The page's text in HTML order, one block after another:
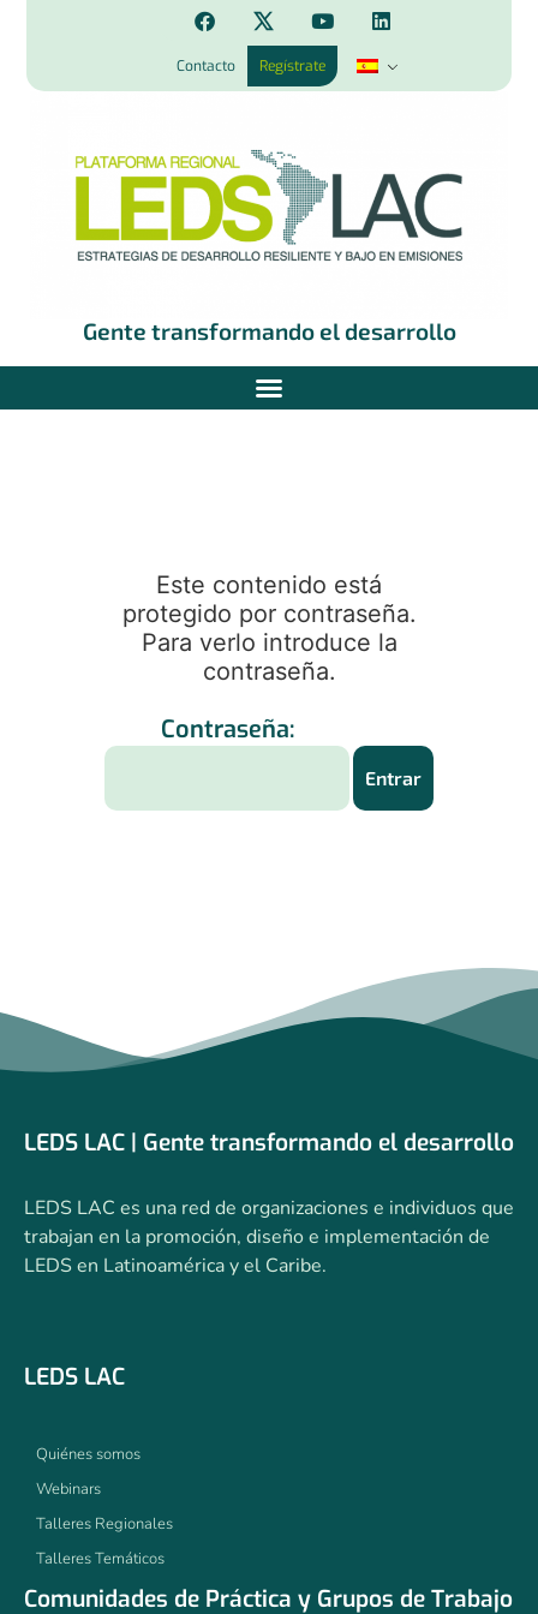
Contacto Regístrate
Gente transformando el desarrollo
Este contenido está
protegido por contraseña.
Para verlo introduce la
contraseña.
Contraseña:
LEDS LAC | Gente transformando el desarrollo
LEDS LAC es una red de organizaciones e individuos que
trabajan en la promoción, diseño e implementación de
LEDS en Latinoamérica y el Caribe.
LEDS LAC
Quiénes somos
Webinars
Talleres Regionales
Talleres Temáticos
Comunidades de Práctica y Grupos de Trabajo